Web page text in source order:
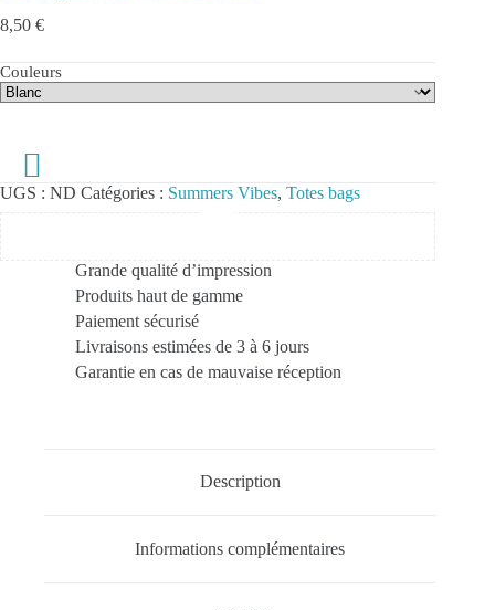
8,50 €
Couleurs
UGS : ND Catégories : Summers Vibes, Totes bags
Grande qualité d’impression
Produits haut de gamme
Paiement sécurisé
Livraisons estimées de 3 à 6 jours
Garantie en cas de mauvaise réception
Description
Informations complémentaires